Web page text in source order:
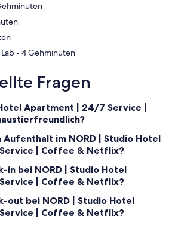
- ‬12 Gehminuten
‪Copenhagen Coffee Lab - ‬4 Gehminuten
Fragen
Apartment | 24/7 Service |
im NORD | Studio Hotel
| Coffee & Netflix?
in bei NORD | Studio Hotel
| Coffee & Netflix?
out bei NORD | Studio Hotel
| Coffee & Netflix?